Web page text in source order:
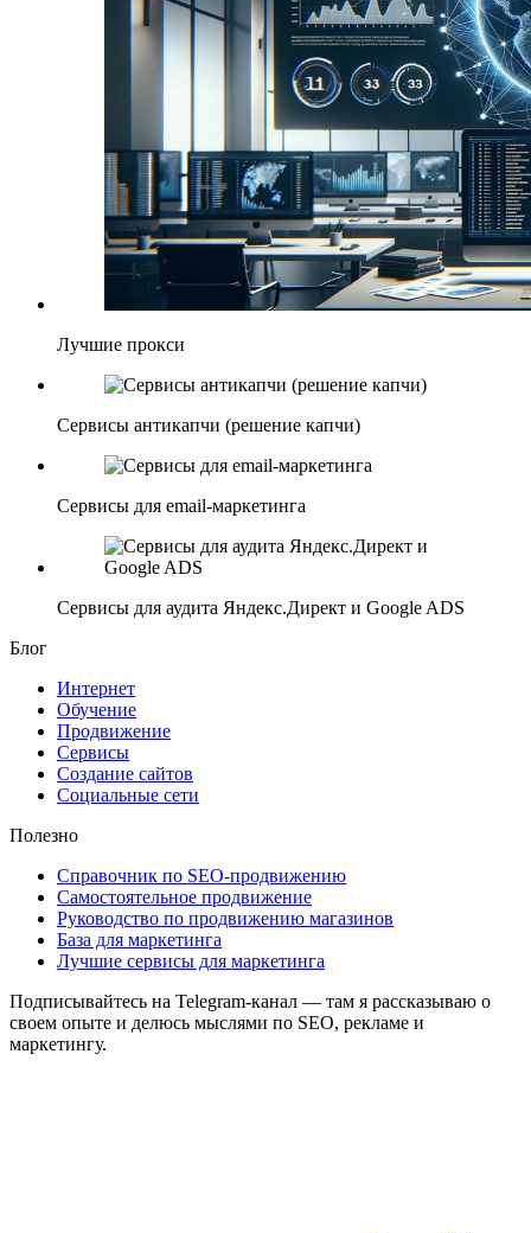
Лучшие прокси
Сервисы антикапчи (решение капчи)
Сервисы для email-маркетинга
Сервисы для аудита Яндекс.Директ и Google ADS
Блог
Интернет
Обучение
Продвижение
Сервисы
Создание сайтов
Социальные сети
Полезно
Справочник по SEO-продвижению
Самостоятельное продвижение
Руководство по продвижению магазинов
База для маркетинга
Лучшие сервисы для маркетинга
Подписывайтесь на Telegram‑канал — там я рассказываю о
своем опыте и делюсь мыслями по SEO, рекламе и
маркетингу.